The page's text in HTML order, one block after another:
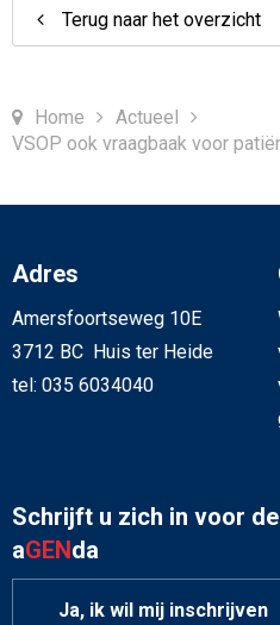
Terug naar het overzicht
Home
Actueel
VSOP ook vraagbaak voor
Adres
Amersfoortseweg 10E
3712 BC Huis ter Heide
tel: 035 6034040
Schrijft u zich in voor
aGENda
Ja, ik wil mij inschrijven